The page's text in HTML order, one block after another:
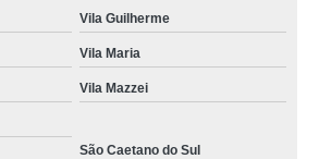
Vila Guilherme
Vila Maria
Vila Mazzei
São Caetano do Sul